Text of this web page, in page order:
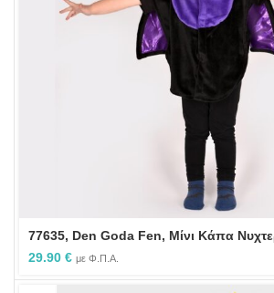
77635, Den Goda Fen, Μίνι Κάπα
29.90 € με Φ.Π.Α.